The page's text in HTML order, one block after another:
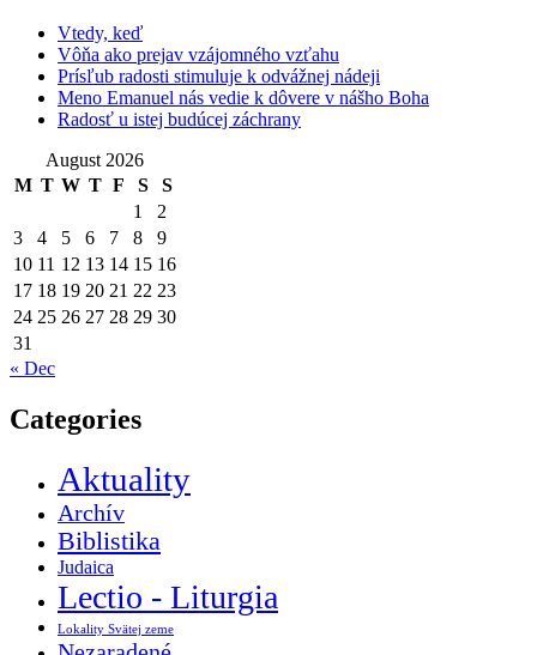
Vtedy, keď
Vôňa ako prejav vzájomného vzťahu
Prísľub radosti stimuluje k odvážnej nádeji
Meno Emanuel nás vedie k dôvere v nášho Boha
Radosť u istej budúcej záchrany
August 2026
M T W T F S
S
1
2
3
4 5 6 7 8
9
10 11 12 13 14 15 16
17 18 19 20 21 22 23
24 25 26 27 28 29 30
31
« Dec
Categories
Aktuality
Archív
Biblistika
Judaica
Lectio - Liturgia
Lokality Svätej zeme